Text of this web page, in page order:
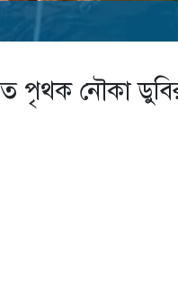
পৃথক নৌকা